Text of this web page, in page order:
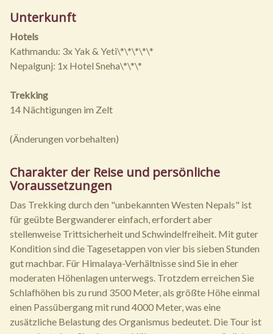
Unterkunft
Hotels
Kathmandu: 3x Yak & Yeti\*\*\*\*\*
Nepalgunj: 1x Hotel Sneha\*\*\*
Trekking
14 Nächtigungen im Zelt
(Änderungen vorbehalten)
Charakter der Reise und persönliche
Voraussetzungen
Das Trekking durch den "unbekannten Westen Nepals" ist
für geübte Bergwanderer einfach, erfordert aber
stellenweise Trittsicherheit und Schwindelfreiheit. Mit guter
Kondition sind die Tagesetappen von vier bis sieben Stunden
gut machbar. Für Himalaya-Verhältnisse sind Sie in eher
moderaten Höhenlagen unterwegs. Trotzdem erreichen Sie
Schlafhöhen bis zu rund 3500 Meter, als größte Höhe einmal
einen Passübergang mit rund 4000 Meter, was eine
zusätzliche Belastung des Organismus bedeutet. Die Tour ist